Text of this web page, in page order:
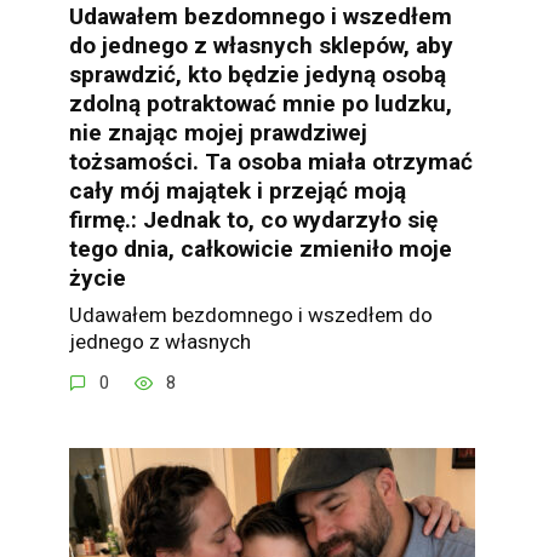
Udawałem bezdomnego i wszedłem
do jednego z własnych sklepów, aby
sprawdzić, kto będzie jedyną osobą
zdolną potraktować mnie po ludzku,
nie znając mojej prawdziwej
tożsamości. Ta osoba miała otrzymać
cały mój majątek i przejąć moją
firmę.: Jednak to, co wydarzyło się
tego dnia, całkowicie zmieniło moje
życie
Udawałem bezdomnego i wszedłem do
jednego z własnych
0 8